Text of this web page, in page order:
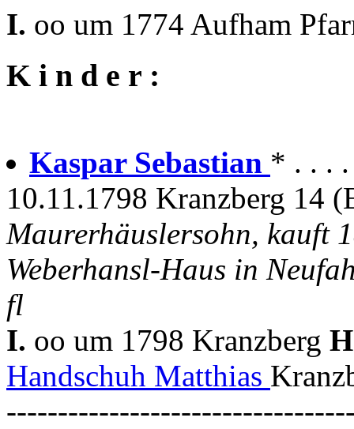
I. oo um 1774 Aufham
K i n d e r :
Kaspar Sebastian * . . .
10.11.1798 Kranzberg 14
Maurerhäuslersohn, kauft
Weberhansl-Haus in
fl
I. oo um 1798 Kranzberg
Handschuh Matthias